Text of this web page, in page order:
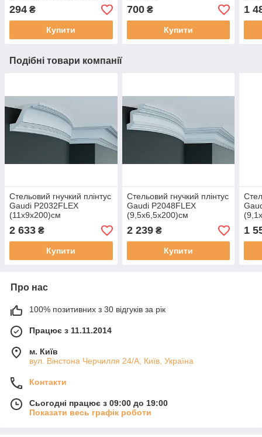
294 ₴
Купити
700₴
Купити
1
Подібні товари компанії
Стельовий гнучкий плінтус
Gaudi P2032FLEX
(11х9х200)см
2 633 ₴
Купити
Стельовий гнучкий плінтус
Gaudi P2048FLEX
(9,5х6,5х200)см
2 239₴
Купити
1
Про нас
100% позитивних з 30 відгуків за рік
Працює з 11.11.2014
м. Київ
вул. Вінстона Черчилля 24/А, Київ, Україна
Контакти
Сьогодні працює з 09:00 до 19:00
Показати весь графік роботи